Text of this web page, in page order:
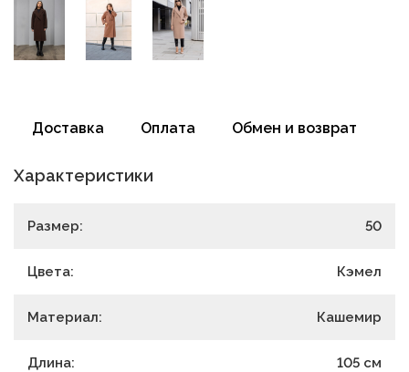
Доставка Оплата Обмен и возврат
Характеристики
Размер: 50
Цвета: Кэмел
Материал: Кашемир
Длина: 105 см